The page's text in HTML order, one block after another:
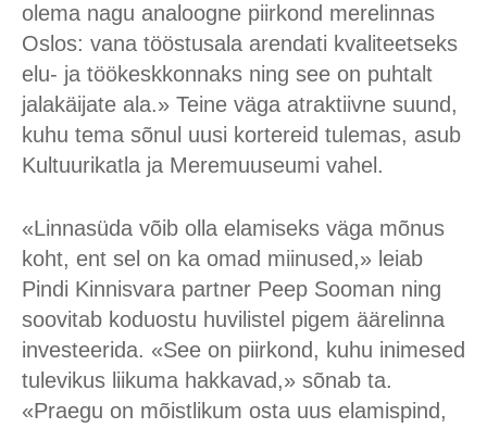
olema nagu analoogne piirkond merelinnas
Oslos: vana tööstusala arendati kvaliteetseks
elu- ja töökeskkonnaks ning see on puhtalt
jalakäijate ala.» Teine väga atraktiivne suund,
kuhu tema sõnul uusi kortereid tulemas, asub
Kultuurikatla ja Meremuuseumi vahel.
«Linnasüda võib olla elamiseks väga mõnus
koht, ent sel on ka omad miinused,» leiab
Pindi Kinnisvara partner Peep Sooman ning
soovitab koduostu huvilistel pigem äärelinna
investeerida. «See on piirkond, kuhu inimesed
tulevikus liikuma hakkavad,» sõnab ta.
«Praegu on mõistlikum osta uus elamispind,